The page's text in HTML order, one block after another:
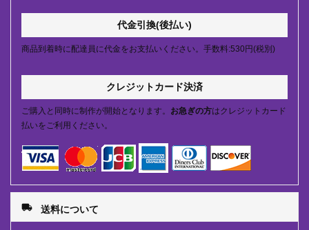
代金引換(後払い)
商品到着時に配達員に代金をお支払いください。手数料:530円(税別)
クレジットカード決済
ご購入と同時に制作が開始となります。 お急ぎの方はクレジットカード
払いをご利用ください。
local_shipping 送料について